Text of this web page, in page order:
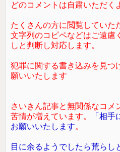
どのコメントは自粛いただく
たくさんの方に閲覧していた
文字列のコピペなどはご遠慮
しと判断し対応します。
犯罪に関する書き込みを見つ
願いいたします
さいきん記事と無関係なコメ
苦情が増えています。
「相手
お願いいたします。
目に余るようでしたら荒らし